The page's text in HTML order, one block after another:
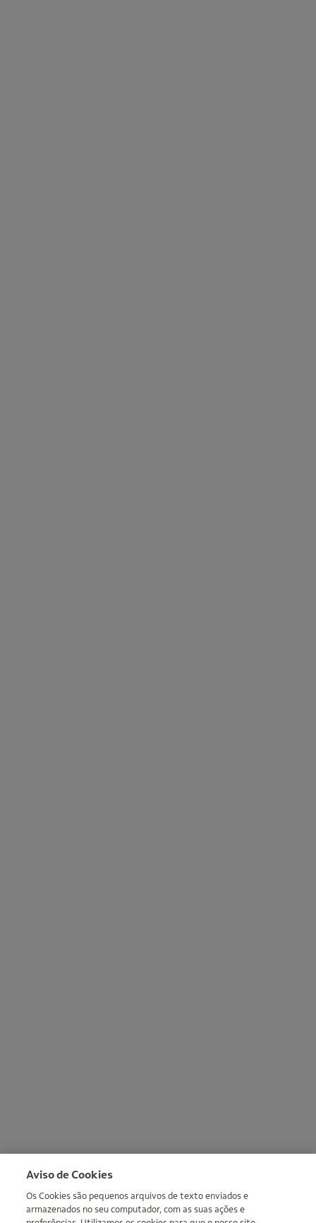
Aviso de Cookies
Os Cookies são pequenos arquivos de texto enviados e
armazenados no seu computador, com as suas ações e